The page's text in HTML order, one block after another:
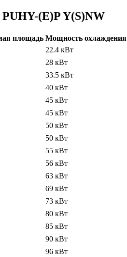
(E)P Y(S)NW
площадь Мощность охлаждения
22.4 кВт
28 кВт
33.5 кВт
40 кВт
45 кВт
45 кВт
50 кВт
50 кВт
55 кВт
56 кВт
63 кВт
69 кВт
73 кВт
80 кВт
85 кВт
90 кВт
96 кВт